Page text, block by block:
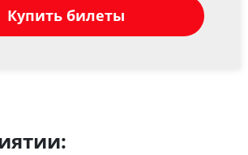
Купить билеты